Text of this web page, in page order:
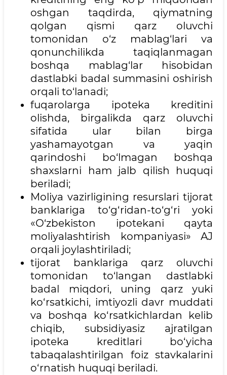
oshgan taqdirda, qiymatning
qolgan qismi qarz oluvchi
tomonidan o‘z mablag‘lari va
qonunchilikda taqiqlanmagan
boshqa mablag‘lar hisobidan
dastlabki badal summasini oshirish
orqali to‘lanadi;
fuqarolarga ipoteka kreditini
olishda, birgalikda qarz oluvchi
sifatida ular bilan birga
yashamayotgan va yaqin
qarindoshi bo‘lmagan boshqa
shaxslarni ham jalb qilish huquqi
beriladi;
Moliya vazirligining resurslari tijorat
banklariga to‘g‘ridan-to‘g‘ri yoki
«O‘zbekiston ipotekani qayta
moliyalashtirish kompaniyasi» AJ
orqali joylashtiriladi;
tijorat banklariga qarz oluvchi
tomonidan to‘langan dastlabki
badal miqdori, uning qarz yuki
ko‘rsatkichi, imtiyozli davr muddati
va boshqa ko‘rsatkichlardan kelib
chiqib, subsidiyasiz ajratilgan
ipoteka kreditlari bo‘yicha
tabaqalashtirilgan foiz stavkalarini
o‘rnatish huquqi beriladi.